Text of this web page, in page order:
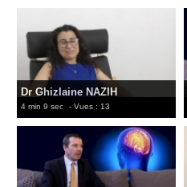
Dr Ghizlaine NAZIH
4 min 9 sec - Vues : 13